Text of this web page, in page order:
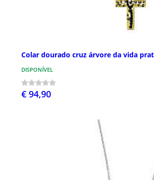
Colar dourado cruz árvore da vida
DISPONÍVEL
€ 94,90